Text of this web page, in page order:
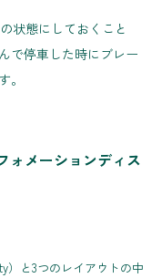
状態にしておくこと
で停車した時にブレー
。
ォメーションディス
と3つのレイアウトの中